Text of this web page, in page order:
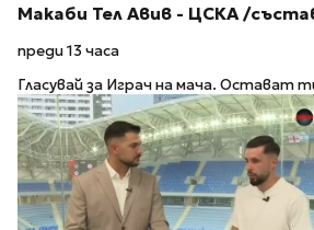
Макаби Тел Авив - ЦСКА /
преди 13 часа
Гласувай за Играч на мача. Остават